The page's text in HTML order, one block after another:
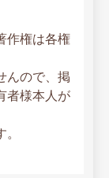
作権は各権
んので、掲
者様本人が